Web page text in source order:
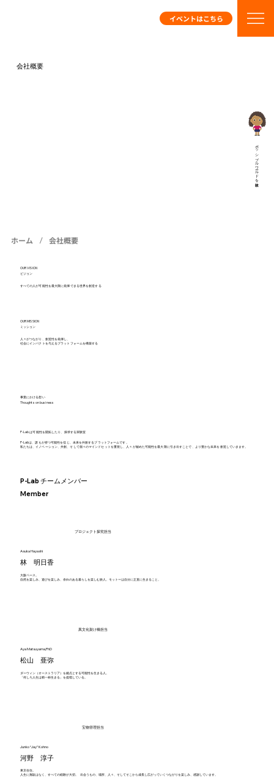
イベントはこちら
会社概要
ホーム / 会社概要
OUR VISION
ビジョン
すべての人が可能性を最大限に発揮できる世界を創造する
OUR MISSION
ミッション
人々がつながり、創造性を発揮し、
社会にインパクトを与えるプラットフォームを構築する
事業にかける想い
Thoughts on business
P-Lab.は可能性を開拓したり、探求する実験室
P-Labは、誰もが持つ可能性を信じ、未来を共創するプラットフォームです。
私たちは、イノベーション、共創、そして個々のマインドセットを重視し、人々が秘めた可能性を最大限に引き出すことで、より豊かな未来を創造していきます。
P-Lab チームメンバー
Member
プロジェクト探究担当
Asuka Hayashi
林 明日香
大阪ベース。
自然を楽しみ、遊びを楽しみ、余白のある暮らしを楽しむ旅人。モットーは自分に正直に生きること。
異文化架け橋担当
Aya Matsuyama,PhD
松山 亜弥
ダーウィン（オーストラリア）を拠点とする可能性を生きる人。
「何しろ人生は精一杯生きる」を提唱している。
宝物管理担当
Junko “Jay” Kohno
河野 淳子
東京在住。
人生に無駄はなく、すべての経験が大切。 出会うもの、場所、人々、そしてそこから成長し広がっていくつながりを楽しみ、感謝しています。
ポッシブルワールドを体験